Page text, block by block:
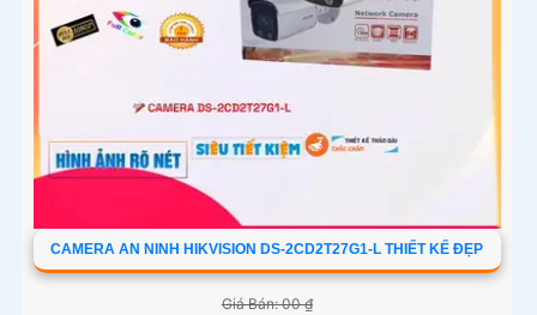
CAMERA AN NINH HIKVISION DS-2CD2T27G1-L THIẾT KẾ ĐẸP
Giá Bán: 00 ₫